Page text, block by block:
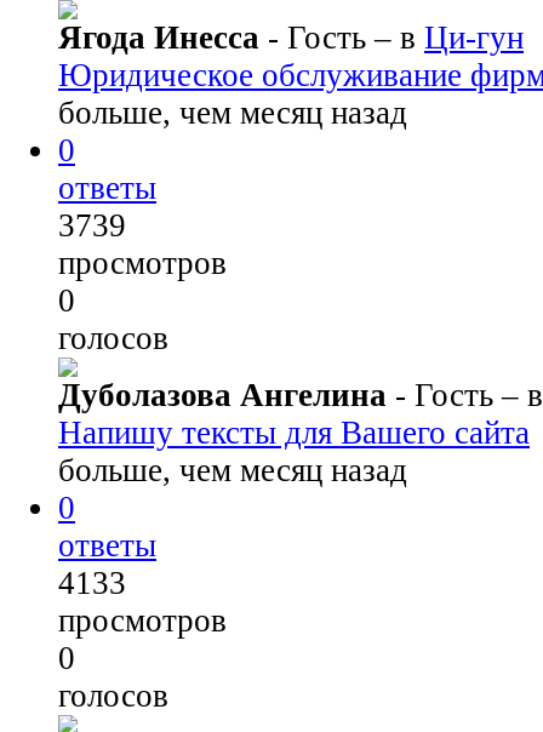
Ягода Инесса - Гость– в Ци-гун
Юридическое обслуживание
больше, чем месяц назад
0
ответы
3739
просмотров
0
голосов
Дуболазова Ангелина - Гость–
Напишу тексты для Вашего сайта
больше, чем месяц назад
0
ответы
4133
просмотров
0
голосов